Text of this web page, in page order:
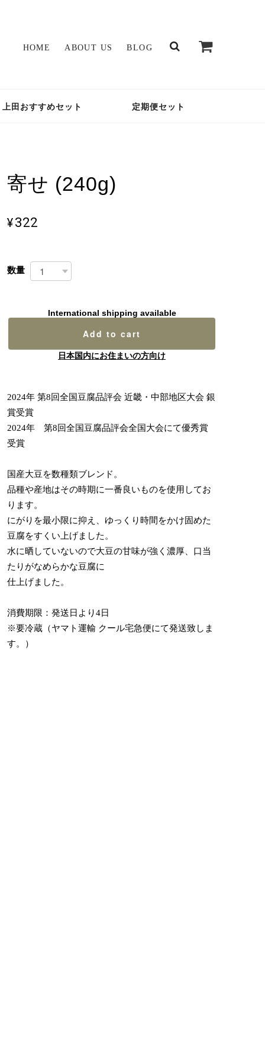
HOME ABOUT US BLOG
上田おすすめセット 定期便セット
寄せ (240g)
¥322
数量
International shipping available
Add to cart
日本国内にお住まいの方向け
2024年 第8回全国豆腐品評会 近畿・中部地区大会 銀
賞受賞
2024年 第8回全国豆腐品評会全国大会にて優秀賞
受賞
国産大豆を数種類ブレンド。
品種や産地はその時期に一番良いものを使用してお
ります。
にがりを最小限に抑え、ゆっくり時間をかけ固めた
豆腐をすくい上げました。
水に晒していないので大豆の甘味が強く濃厚、口当
たりがなめらかな豆腐に
仕上げました。
消費期限：発送日より4日
※要冷蔵（ヤマト運輸 クール宅急便にて発送致しま
す。）